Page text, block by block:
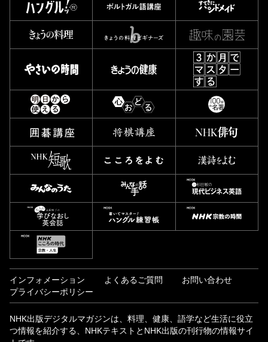
インフォメーション よくあるご質問
お問い合わせ
プライバシーポリシー
NHK出版デジタルマガジンは、料理、健康、語学など生活に役立
つ情報を紹介する、NHKテキストとNHK出版の刊行物の情報サイ